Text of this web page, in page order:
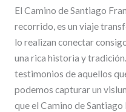
El Camino de Santiago
recorrido, es un viaje
lo realizan conectar
una rica historia y
testimonios de aquellos
podemos capturar un
que el Camino de Santiago